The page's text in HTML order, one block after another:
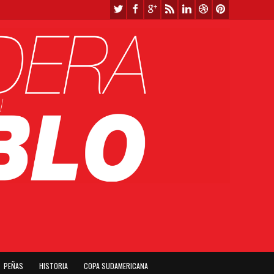
PEÑAS HISTORIA COPA SUDAMERICANA